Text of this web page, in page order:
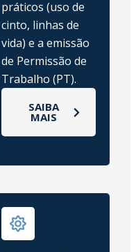
práticos (uso de
cinto, linhas de
vida) e a emissão
de Permissão de
Trabalho (PT).
SAIBA
MAIS